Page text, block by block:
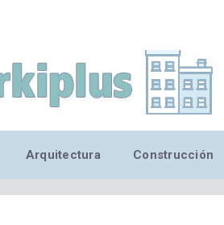
Arquitectura Construcción